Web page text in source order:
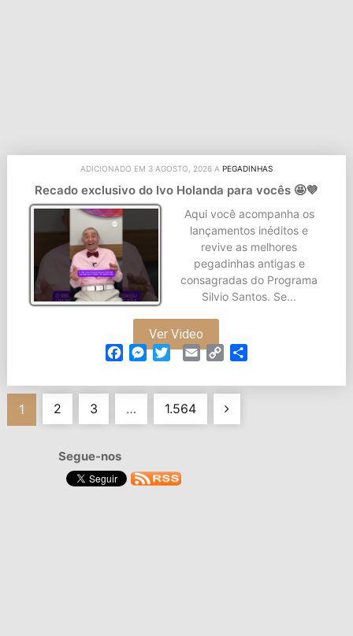
ADICIONADO EM 3 AGOSTO, 2026 A PEGADINHAS
Recado exclusivo do Ivo Holanda para vocês 🤩💜
Aqui você acompanha os
lançamentos inéditos e
revive as melhores
pegadinhas antigas e
consagradas do Programa
Silvio Santos. Se...
Ver Video
Facebook
Messenger
TwitterEmail Copy
Navegação
artigos
1 2 3 … 1.564
Segue-nos